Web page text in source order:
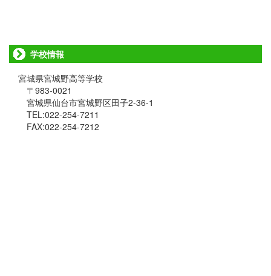
学校情報
宮城県宮城野高等学校
〒983-0021
宮城県仙台市宮城野区田子2-36-1
TEL:022-254-7211
FAX:022-254-7212